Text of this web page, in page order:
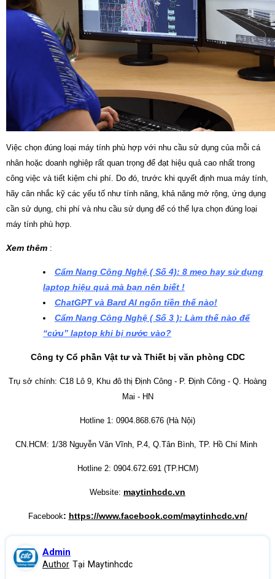
Việc chọn đúng loại máy tính phù hợp với nhu cầu sử dụng của mỗi cá
nhân hoặc doanh nghiệp rất quan trọng để đạt hiệu quả cao nhất trong
công việc và tiết kiệm chi phí. Do đó, trước khi quyết định mua máy tính,
hãy cân nhắc kỹ các yếu tố như tính năng, khả năng mở rộng, ứng dụng
cần sử dụng, chi phí và nhu cầu sử dụng để có thể lựa chọn đúng loại
máy tính phù hợp.
Xem thêm :
Cẩm Nang Công Nghệ ( Số 4): 8 mẹo hay sử dụng
laptop hiệu quả mà bạn nên biết !
ChatGPT và Bard AI ngốn tiền thế nào!
Cẩm Nang Công Nghệ ( Số 3 ): Làm thế nào để
“cứu” laptop khi bị nước vào?
Công ty Cổ phần Vật tư và Thiết bị văn phòng CDC
Trụ sở chính: C18 Lô 9, Khu đô thị Định Công - P. Định Công - Q. Hoàng
Mai - HN
Hotline 1: 0904.868.676 (Hà Nội)
CN.HCM: 1/38 Nguyễn Văn Vĩnh, P.4, Q.Tân Bình, TP. Hồ Chí Minh
Hotline 2: 0904.672.691 (TP.HCM)
Website: maytinhcdc.vn
Facebook: https://www.facebook.com/maytinhcdc.vn/
Admin
Author Tại Maytinhcdc